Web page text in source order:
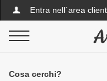
Entra nell`area
Cosa cerchi?